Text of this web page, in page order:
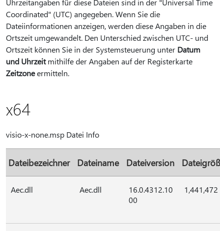
Uhrzeitangaben für diese Dateien sind in der "Universal Time
Coordinated" (UTC) angegeben. Wenn Sie die
Dateiinformationen anzeigen, werden diese Angaben in die
Ortszeit umgewandelt. Den Unterschied zwischen UTC- und
Ortszeit können Sie in der Systemsteuerung unter Datum
und Uhrzeitmithilfe der Angaben auf der Registerkarte
Zeitzoneermitteln.
x64
visio-x-none.msp Datei Info
Dateibezeichner Dateiname Dateiversion
Aec.dll Aec.dll
16.0.4312.10
00
1,441,472